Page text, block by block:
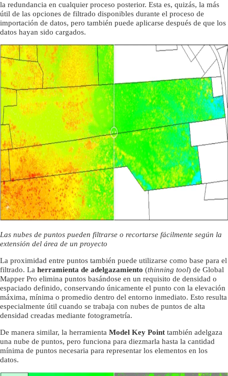
la redundancia en cualquier proceso posterior. Esta es, quizás, la más
útil de las opciones de filtrado disponibles durante el proceso de
importación de datos, pero también puede aplicarse después de que los
datos hayan sido cargados.
Las nubes de puntos pueden filtrarse o recortarse fácilmente según la
extensión del área de un proyecto
La proximidad entre puntos también puede utilizarse como base para el
filtrado. La herramienta de adelgazamiento (thinning tool) de Global
Mapper Pro elimina puntos basándose en un requisito de densidad o
espaciado definido, conservando únicamente el punto con la elevación
máxima, mínima o promedio dentro del entorno inmediato. Esto resulta
especialmente útil cuando se trabaja con nubes de puntos de alta
densidad creadas mediante fotogrametría.
De manera similar, la herramienta Model Key Point también adelgaza
una nube de puntos, pero funciona para diezmarla hasta la cantidad
mínima de puntos necesaria para representar los elementos en los
datos.